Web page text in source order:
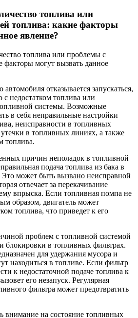
топлива или
топлива: какие факторы
явление?
автомобиля отказывается запускаться,
с недостатком топлива или
системы. Возможные
в себя неправильные настройки
неисправности в топливных
в топливных линиях, а также
топлива.
причин неполадок в топливной
подача топлива из бака в
Это может быть вызвано неисправной
отвечает за перекачивание
впрыска. Если топливная помпа не
образом, двигатель может
топлива, что приведет к его
проблем с топливной системой
блокировки в топливных фильтрах.
для удержания мусора и
находиться в топливе. Если фильтр
к недостаточной подаче топлива к
его незапуск. Регулярная
фильтра может предотвратить
внимание на состояние топливных